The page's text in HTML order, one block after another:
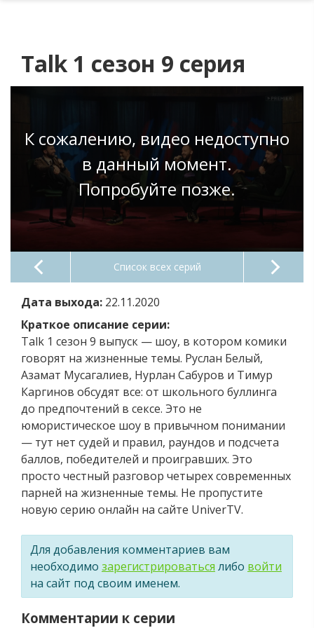
Talk 1 сезон 9 серия
К сожалению, видео недоступно
в данный момент.
Попробуйте позже.
Список всех серий
Дата выхода: 22.11.2020
Краткое описание серии:
Talk 1 сезон 9 выпуск — шоу, в котором комики
говорят на жизненные темы. Руслан Белый,
Азамат Мусагалиев, Нурлан Сабуров и Тимур
Каргинов обсудят все: от школьного буллинга
до предпочтений в сексе. Это не
юмористическое шоу в привычном понимании
— тут нет судей и правил, раундов и подсчета
баллов, победителей и проигравших. Это
просто честный разговор четырех современных
парней на жизненные темы. Не пропустите
новую серию онлайн на сайте UniverTV.
Для добавления комментариев вам
необходимо зарегистрироваться либо войти
на сайт под своим именем.
Комментарии к серии